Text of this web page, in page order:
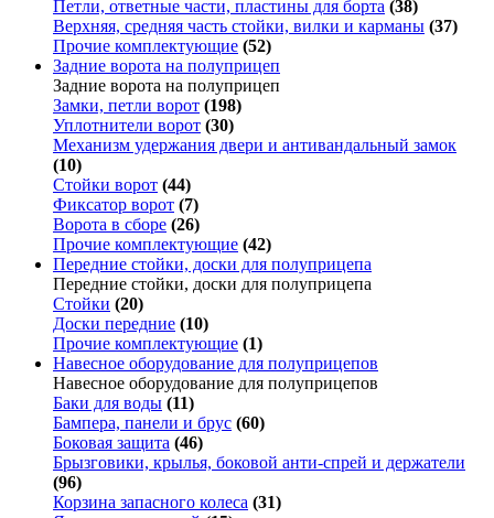
Петли, ответные части, пластины для борта (38)
Верхняя, средняя часть стойки, вилки и карманы (37)
Прочие комплектующие (52)
Задние ворота на полуприцеп
Задние ворота на полуприцеп
Замки, петли ворот (198)
Уплотнители ворот (30)
Механизм удержания двери и антивандальный замок
(10)
Стойки ворот (44)
Фиксатор ворот (7)
Ворота в сборе (26)
Прочие комплектующие (42)
Передние стойки, доски для полуприцепа
Передние стойки, доски для полуприцепа
Стойки (20)
Доски передние (10)
Прочие комплектующие (1)
Навесное оборудование для полуприцепов
Навесное оборудование для полуприцепов
Баки для воды (11)
Бампера, панели и брус (60)
Боковая защита (46)
Брызговики, крылья, боковой анти-спрей и держатели
(96)
Корзина запасного колеса (31)